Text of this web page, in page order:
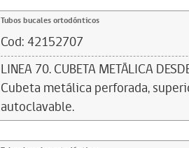
Tubos bucales ortodónticos
Cod: 42152707
LINEA 70. CUBETA METÁLICA
Cubeta metálica perforada,
autoclavable.